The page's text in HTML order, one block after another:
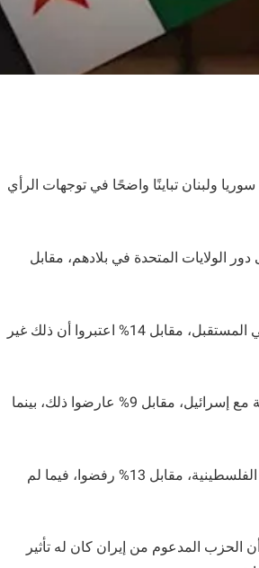
ولبنان تباينًا واضحًا في توجهات الرأي
بإيجابية إلى دور الولايات المتحدة في بلادهم، مقابل
وبالنسبة للسلام مع إسرائيل، أعرب 59% عن اعتقادهم بأنه محتمل في المستقبل، مقابل 14% اعتبروا أن ذلك غير
وأظهرت النتائج كذلك أن 64% من السوريين دعموا إقامة ترتيبات أمنية مع إسرائيل، مقابل 9% عارضوا ذلك، بينما
كما قال 47% إنهم يؤيدون تطبيع العلاقات مع إسرائيل بعد حل القضية الفلسطينية، مقابل 13% رفضوا، فيما لم
70% من السوريين يرون أن الحزب المدعوم من إيران كان له تأثير